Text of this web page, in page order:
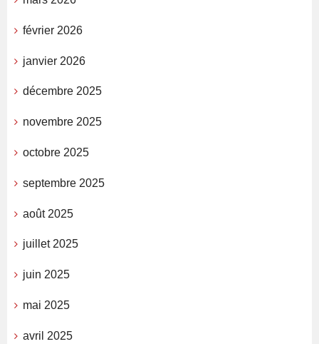
février 2026
janvier 2026
décembre 2025
novembre 2025
octobre 2025
septembre 2025
août 2025
juillet 2025
juin 2025
mai 2025
avril 2025